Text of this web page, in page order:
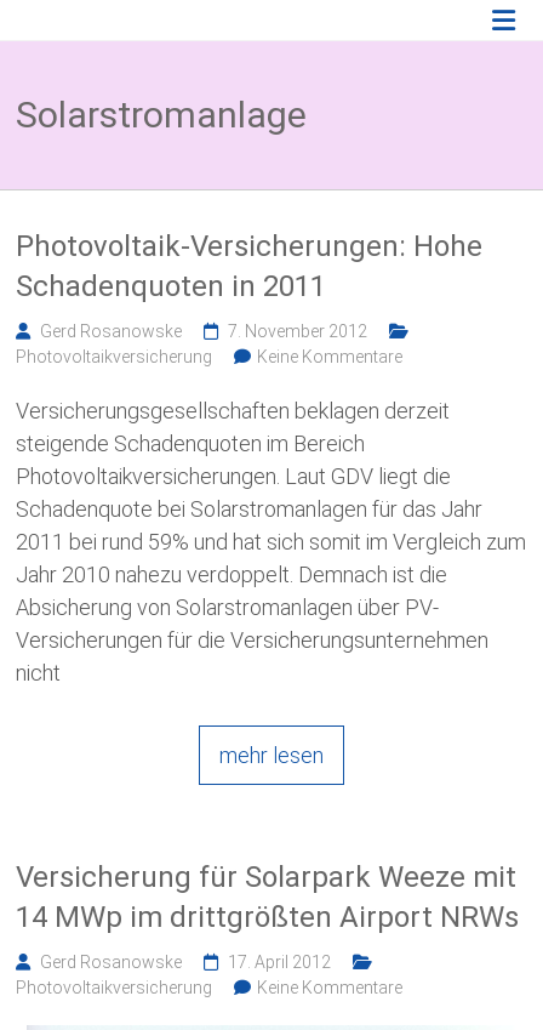
Inhalt
Wissenswertes
Photovoltaikversicherung,
und
Versicherung
Solarstromanlage
Photovoltaik-Versicherungen: Hohe
Schadenquoten in 2011
Gerd Rosanowske
7. November 2012
Photovoltaikversicherung
Keine Kommentare
Versicherungsgesellschaften beklagen derzeit
steigende Schadenquoten im Bereich
Photovoltaikversicherungen. Laut GDV liegt die
Schadenquote bei Solarstromanlagen für das Jahr
2011 bei rund 59% und hat sich somit im Vergleich zum
Jahr 2010 nahezu verdoppelt. Demnach ist die
Absicherung von Solarstromanlagen über PV-
Versicherungen für die Versicherungsunternehmen
nicht
mehr lesen
Versicherung für Solarpark Weeze mit
14 MWp im drittgrößten Airport NRWs
Gerd Rosanowske
17. April 2012
Photovoltaikversicherung
Keine Kommentare